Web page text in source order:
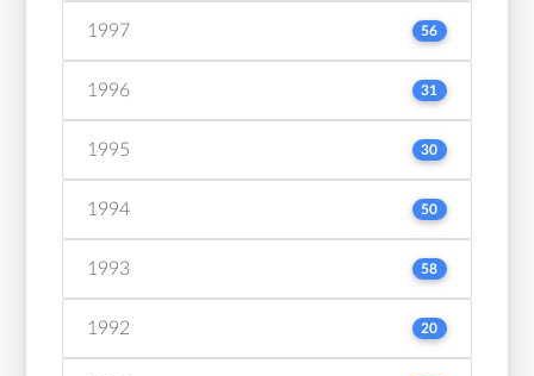
1997 56
1996 31
1995 30
1994 50
1993 58
1992 20